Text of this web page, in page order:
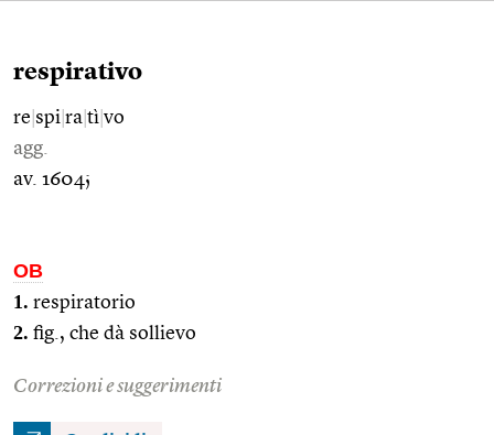
respirativo
re spi ra tì vo
agg.
av. 1604;
OB
1. respiratorio
2. fig., che dà sollievo
Correzioni e suggerimenti